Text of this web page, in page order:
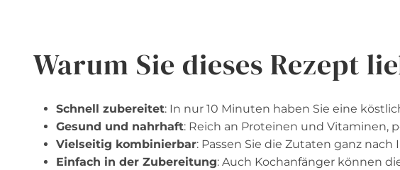
Warum Sie dieses Rezept
Schnell zubereitet: In nur 10 Minuten haben Sie eine
Gesund und nahrhaft: Reich an Proteinen und Vitaminen,
Vielseitig kombinierbar: Passen Sie die Zutaten ganz nach
Einfach in der Zubereitung: Auch Kochanfänger können